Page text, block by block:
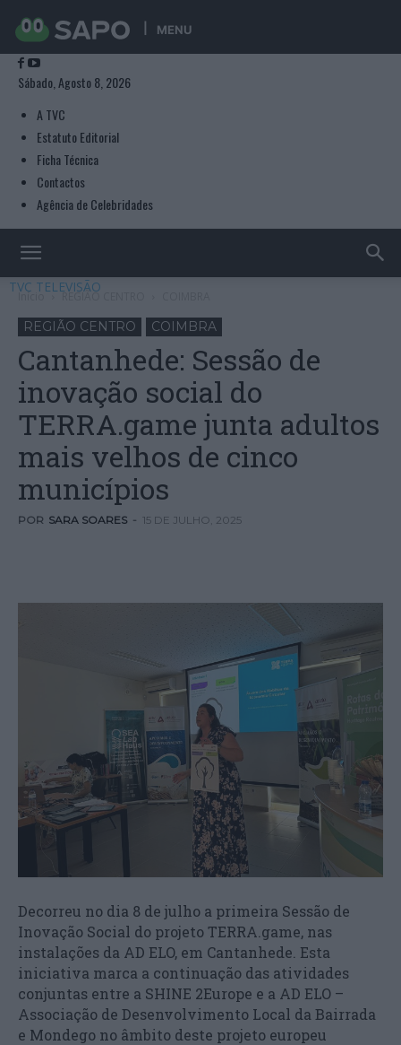
MENU
Sábado, Agosto 8, 2026
A TVC
Estatuto Editorial
Ficha Técnica
Contactos
Agência de Celebridades
TVC TELEVISÃO
Início REGIÃO CENTRO
REGIÃO CENTRO COIMBRA
Cantanhede: Sessão de
inovação social do
TERRA.game junta adultos
mais velhos de cinco
municípios
POR SARA SOARES - 15 DE JULHO, 2025
Decorreu no dia 8 de julho a primeira Sessão de
Inovação Social do projeto TERRA.game, nas
instalações da AD ELO, em Cantanhede. Esta
iniciativa marca a continuação das atividades
conjuntas entre a SHINE 2Europe e a AD ELO –
Associação de Desenvolvimento Local da Bairrada
e Mondego no âmbito deste projeto europeu